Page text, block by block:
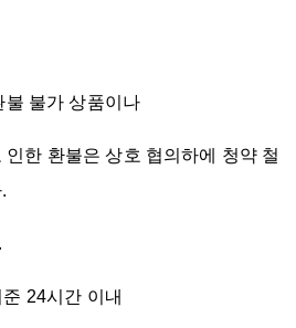
불 불가 상품이나
한 환불은 상호 협의하에 청약 철
24시간 이내